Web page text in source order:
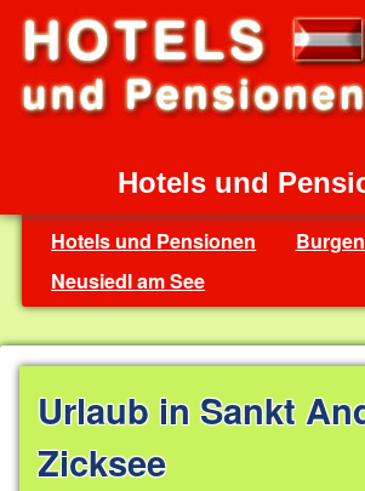
Hotels und
Hotels und Pensionen
Neusiedl am See
Urlaub in Sankt
Zicksee